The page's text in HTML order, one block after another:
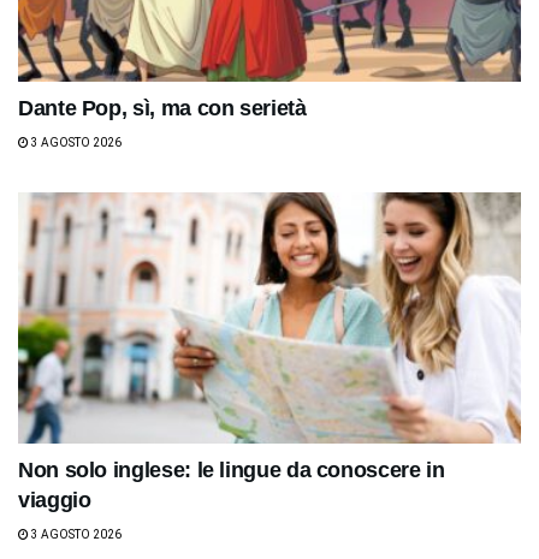
Dante Pop, sì, ma con serietà
3 AGOSTO 2026
Non solo inglese: le lingue da conoscere in
viaggio
3 AGOSTO 2026